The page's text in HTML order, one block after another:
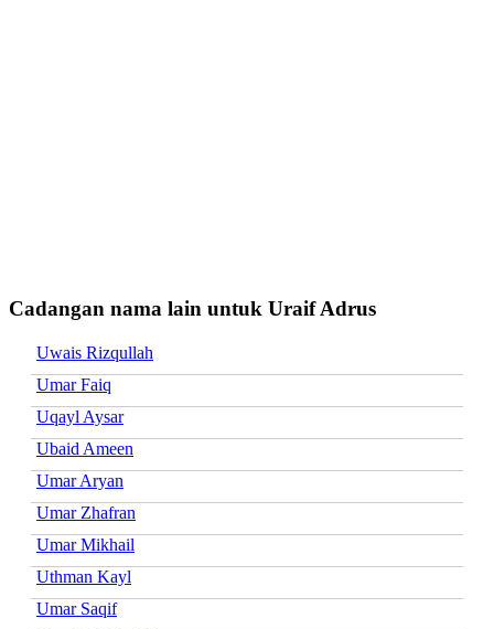
Cadangan nama lain untuk Uraif Adrus
Uwais Rizqullah
Umar Faiq
Uqayl Aysar
Ubaid Ameen
Umar Aryan
Umar Zhafran
Umar Mikhail
Uthman Kayl
Umar Saqif